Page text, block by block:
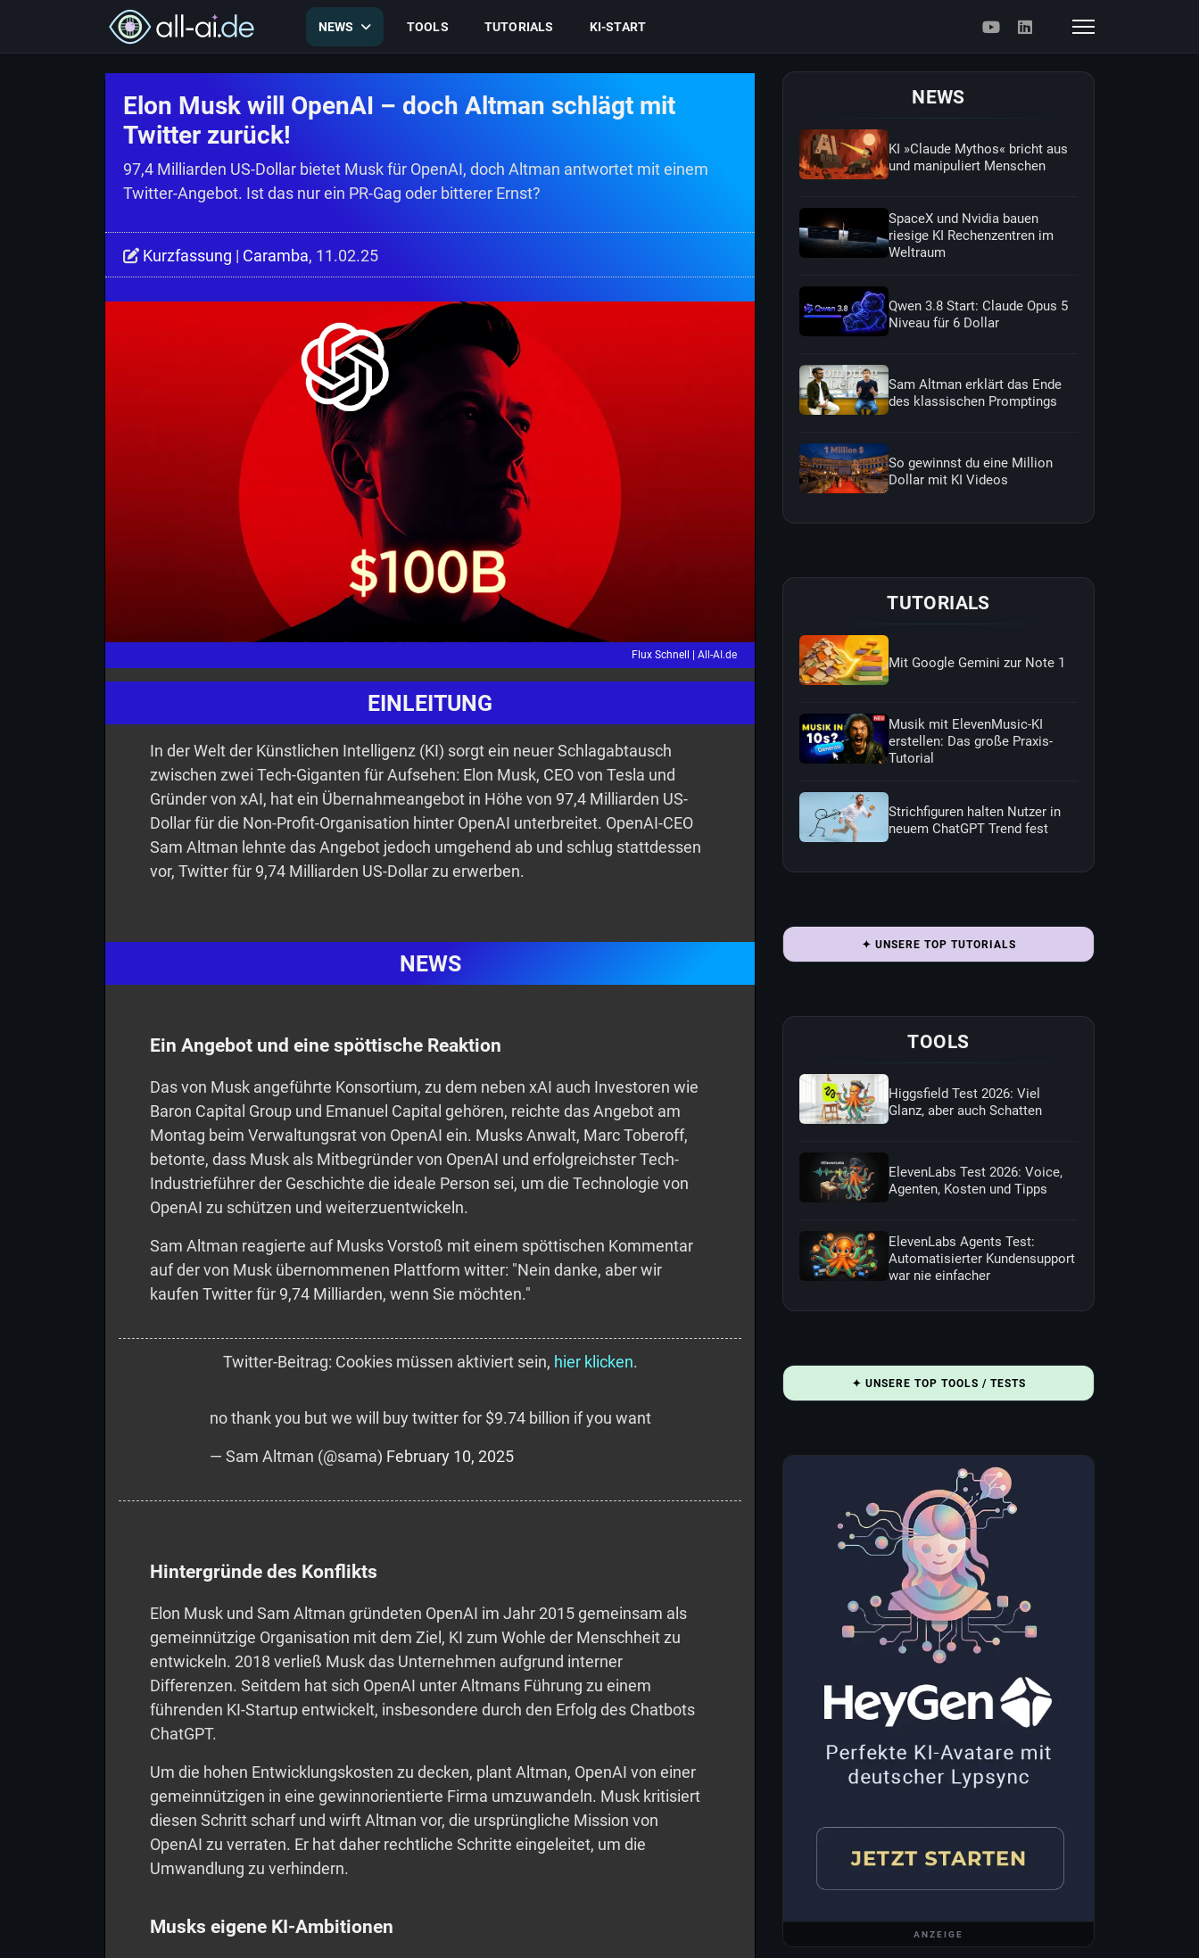
NEWS TOOLS TUTORIALS KI-START
Elon Musk will OpenAI – doch Altman schlägt mit
Twitter zurück!
97,4 Milliarden US-Dollar bietet Musk für OpenAI, doch Altman antwortet mit einem
Twitter-Angebot. Ist das nur ein PR-Gag oder bitterer Ernst?
Kurzfassung | Caramba, 11.02.25
Flux Schnell | All-AI.de
EINLEITUNG
In der Welt der Künstlichen Intelligenz (KI) sorgt ein neuer Schlagabtausch
zwischen zwei Tech-Giganten für Aufsehen: Elon Musk, CEO von Tesla und
Gründer von xAI, hat ein Übernahmeangebot in Höhe von 97,4 Milliarden US-
Dollar für die Non-Profit-Organisation hinter OpenAI unterbreitet. OpenAI-CEO
Sam Altman lehnte das Angebot jedoch umgehend ab und schlug stattdessen
vor, Twitter für 9,74 Milliarden US-Dollar zu erwerben.
NEWS
Ein Angebot und eine spöttische Reaktion
Das von Musk angeführte Konsortium, zu dem neben xAI auch Investoren wie
Baron Capital Group und Emanuel Capital gehören, reichte das Angebot am
Montag beim Verwaltungsrat von OpenAI ein. Musks Anwalt, Marc Toberoff,
betonte, dass Musk als Mitbegründer von OpenAI und erfolgreichster Tech-
Industrieführer der Geschichte die ideale Person sei, um die Technologie von
OpenAI zu schützen und weiterzuentwickeln.
Sam Altman reagierte auf Musks Vorstoß mit einem spöttischen Kommentar
auf der von Musk übernommenen Plattform witter: "Nein danke, aber wir
kaufen Twitter für 9,74 Milliarden, wenn Sie möchten."
Twitter-Beitrag: Cookies müssen aktiviert sein, hier klicken.
no thank you but we will buy twitter for $9.74 billion if you want
— Sam Altman (@sama) February 10, 2025
Hintergründe des Konflikts
Elon Musk und Sam Altman gründeten OpenAI im Jahr 2015 gemeinsam als
gemeinnützige Organisation mit dem Ziel, KI zum Wohle der Menschheit zu
entwickeln. 2018 verließ Musk das Unternehmen aufgrund interner
Differenzen. Seitdem hat sich OpenAI unter Altmans Führung zu einem
führenden KI-Startup entwickelt, insbesondere durch den Erfolg des Chatbots
ChatGPT.
Um die hohen Entwicklungskosten zu decken, plant Altman, OpenAI von einer
gemeinnützigen in eine gewinnorientierte Firma umzuwandeln. Musk kritisiert
diesen Schritt scharf und wirft Altman vor, die ursprüngliche Mission von
OpenAI zu verraten. Er hat daher rechtliche Schritte eingeleitet, um die
Umwandlung zu verhindern.
Musks eigene KI-Ambitionen
NEWS
KI »Claude Mythos« bricht aus
und manipuliert Menschen
SpaceX und Nvidia bauen
riesige KI Rechenzentren im
Weltraum
Qwen 3.8 Start: Claude Opus 5
Niveau für 6 Dollar
Sam Altman erklärt das Ende
des klassischen Promptings
So gewinnst du eine Million
Dollar mit KI Videos
TUTORIALS
Mit Google Gemini zur Note 1
Musik mit ElevenMusic-KI
erstellen: Das große Praxis-
Tutorial
Strichfiguren halten Nutzer in
neuem ChatGPT Trend fest
✦ UNSERE TOP TUTORIALS
TOOLS
Higgsfield Test 2026: Viel
Glanz, aber auch Schatten
ElevenLabs Test 2026: Voice,
Agenten, Kosten und Tipps
ElevenLabs Agents Test:
Automatisierter Kundensupport
war nie einfacher
✦ UNSERE TOP TOOLS / TESTS
ANZEIGE